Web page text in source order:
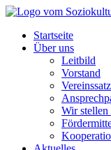
Startseite
Über uns
Leitbild
Vorstand
Wir stellen